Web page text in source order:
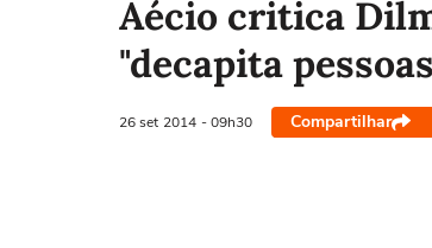
Aécio critica
"decapita
26 set 2014 - 09h30 Compartilhar